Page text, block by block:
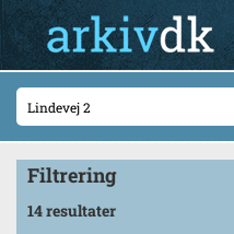
Filtrering
14 resultater